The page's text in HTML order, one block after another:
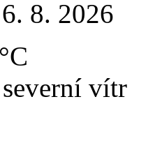
8. 2026
vítr